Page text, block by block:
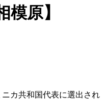
模原】
カ共和国代表に選出され